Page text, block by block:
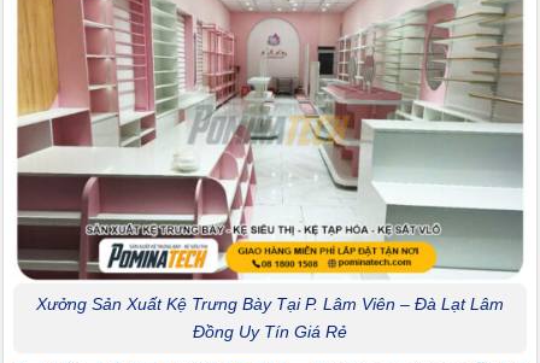
Xưởng Sản Xuất Kệ Trưng Bày Tại P. Lâm Viên – Đà Lạt Lâm
Đồng Uy Tín Giá Rẻ